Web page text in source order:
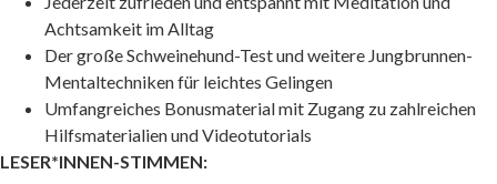
Achtsamkeit im Alltag
Der große Schweinehund-Test und weitere Jungbrunnen-
Mentaltechniken für leichtes Gelingen
Umfangreiches Bonusmaterial mit Zugang zu zahlreichen
Hilfsmaterialien und Videotutorials
LESER*INNEN-STIMMEN: